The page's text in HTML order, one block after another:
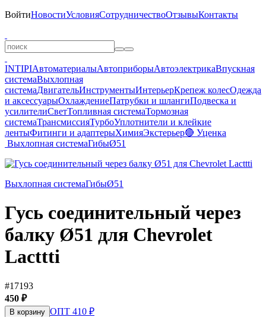
ВойтиНовостиУсловияСотрудничествоОтзывыКонтакты
INTIPIАвтоматериалыАвтоприборыАвтоэлектрикаВпускная
системаВыхлопная
системаДвигательИнструментыИнтерьерКрепеж колесОдежда
и аксессуарыОхлаждениеПатрубки и шлангиПодвеска и
усилителиСветТопливная системаТормозная
системаТрансмиссияТурбоУплотнители и клейкие
лентыФитинги и адаптерыХимияЭкстерьер🔴 Уценка
Выхлопная системаГибыØ51
Выхлопная системаГибыØ51
Гусь соединительный через
балку Ø51 для Chevrolet
Lacttti
#17193
450 ₽
В корзину ОПТ 410 ₽